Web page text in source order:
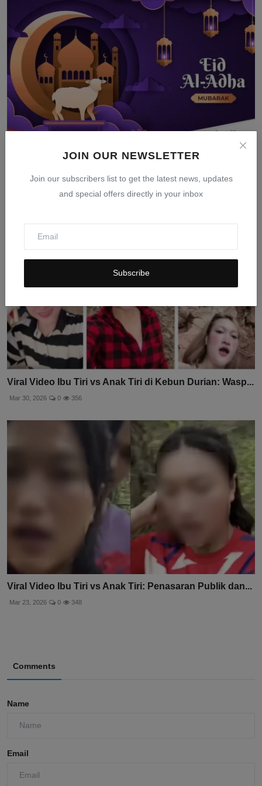
JOIN OUR NEWSLETTER
Join our subscribers list to get the latest news, updates
and special offers directly in your inbox
Subscribe
Muh...
0 404
Viral Video Ibu Tiri vs Anak Tiri di Kebun Durian: Wasp...
Mar 30, 2026 0 356
Viral Video Ibu Tiri vs Anak Tiri: Penasaran Publik dan...
Mar 23, 2026 0 348
Comments
Name
Email